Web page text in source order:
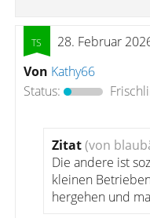
28. Februar
Von Kathy66
Status:
Zitat(von
Die andere ist
kleinen
hergehen und